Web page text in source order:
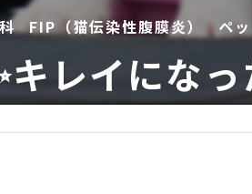
FIP（猫伝染性腹膜炎） ペ
キレイにな